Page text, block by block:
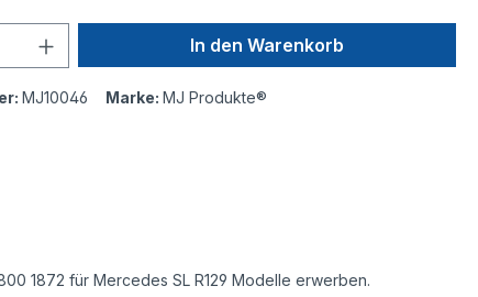
In den Warenkorb
MJ10046 Marke: MJ Produkte®
1872 für Mercedes SL R129 Modelle erwerben.